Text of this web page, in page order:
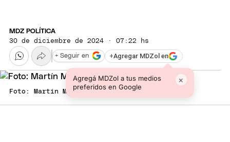
MDZ POLÍTICA
30 de diciembre de 2024 · 07:22 hs
+Agregar MDZol en
Agregá MDZol a tus medios
preferidos en Google
×
+ Seguir en
Foto: Martín Menem